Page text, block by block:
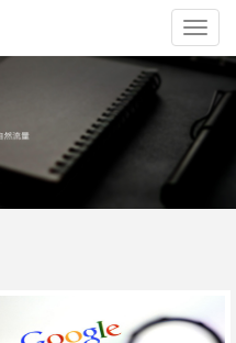
苏
州
点
一
络
技
术
司